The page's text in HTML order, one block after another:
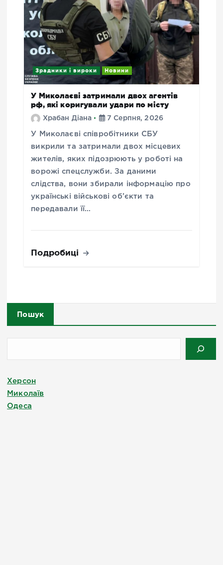
Зрадники і вироки Новини
У Миколаєві затримали двох агентів
рф, які коригували удари по місту
Храбан Діана 7 Серпня, 2026
У Миколаєві співробітники СБУ
викрили та затримали двох місцевих
жителів, яких підозрюють у роботі на
ворожі спецслужби. За даними
слідства, вони збирали інформацію про
українські військові об’єкти та
передавали її…
Подробиці
Пошук
Херсон
Миколаїв
Одеса